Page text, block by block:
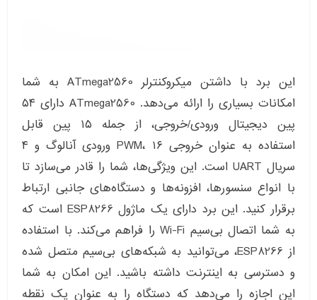
این برد با داشتن میکروکنترلر ATmega2560 به شما
امکانات بسیاری را ارائه می‌دهد. ATmega2560 دارای ۵۴
پین دیجیتال ورودی/خروجی، از جمله ۱۵ پین قابل
استفاده به عنوان خروجی PWM، ۱۶ ورودی آنالوگ و ۴
سریال UART است. این ویژگی‌ها، شما را قادر می‌سازد تا
با انواع سنسورها، افزونه‌ها و دستگاه‌های جانبی ارتباط
برقرار کنید. این برد دارای یک ماژول ESP8266 است که
به شما اتصال بی‌سیم Wi-Fi را فراهم می‌کند. با استفاده
از ESP8266، می‌توانید به شبکه‌های بی‌سیم متصل شده
و دسترسی به اینترنت داشته باشید. این امکان به شما
این اجازه را می‌دهد که دستگاه را به عنوان یک نقطه